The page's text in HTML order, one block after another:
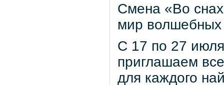
Смена «Во
мир волшебных
С 17 по 27
приглашаем
для каждого